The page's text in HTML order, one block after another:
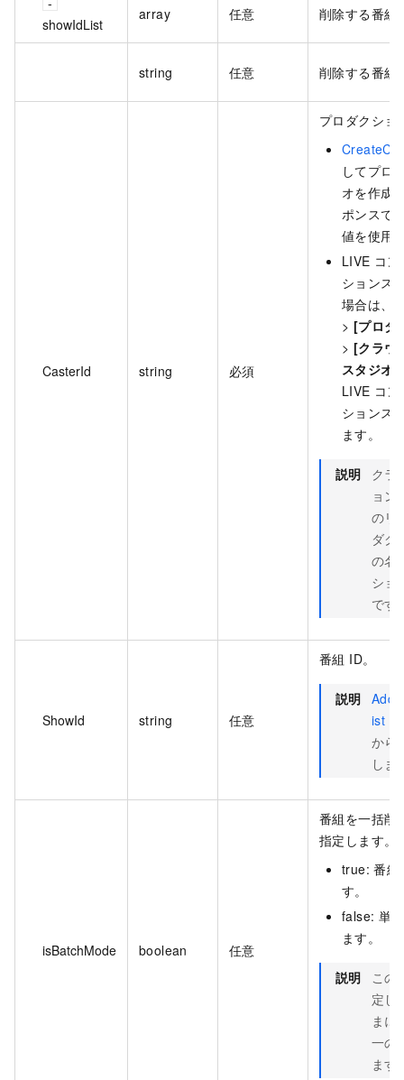
showIdList
array 任意 削除する番組
string 任意 削除する番組
CasterId string 必須
プロダクショ
してプロ
オを作成
ポンスで
値を使用
LIVE コ
ションス
場合は、
> [プロダ
> [クラウ
スタジオ]
LIVE コ
ションス
ます。
説明
クラ
ョン
のリ
ダク
の名
ショ
です
ShowId string 任意
番組 ID。
説明
ist
から
しま
isBatchMode boolean 任意
番組を一括削
指定します。
true: 番組
す。
false: 単
ます。
説明
この
定し
まに
一の
ます